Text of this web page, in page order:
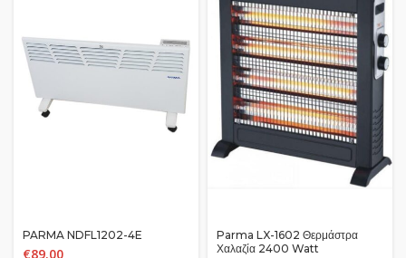
PARMA NDFL1202-4E
€89.00
Parma LX-1602 Θερμάστρα
Χαλαζία 2400 Watt